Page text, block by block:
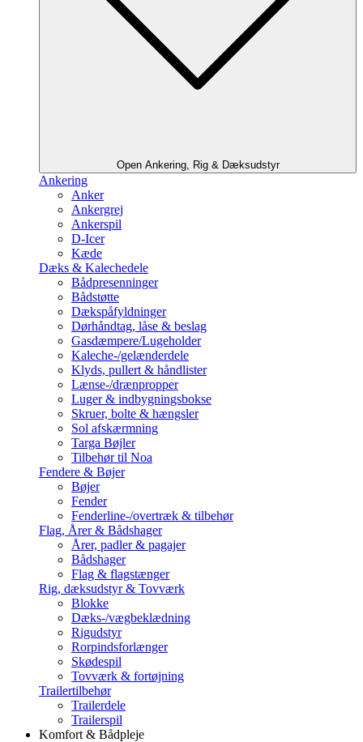
Open Ankering, Rig & Dæksudstyr
Ankering
Anker
Ankergrej
Ankerspil
D-Icer
Kæde
Dæks & Kalechedele
Bådpresenninger
Bådstøtte
Dækspåfyldninger
Dørhåndtag, låse & beslag
Gasdæmpere/Lugeholder
Kaleche-/gelænderdele
Klyds, pullert & håndlister
Lænse-/drænpropper
Luger & indbygningsbokse
Skruer, bolte & hængsler
Sol afskærmning
Targa Bøjler
Tilbehør til Noa
Fendere & Bøjer
Bøjer
Fender
Fenderline-/overtræk & tilbehør
Flag, Årer & Bådshager
Årer, padler & pagajer
Bådshager
Flag & flagstænger
Rig, dæksudstyr & Tovværk
Blokke
Dæks-/vægbeklædning
Rigudstyr
Rorpindsforlænger
Skødespil
Tovværk & fortøjning
Trailertilbehør
Trailerdele
Trailerspil
Komfort & Bådpleje